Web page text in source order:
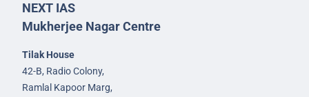
NEXT IAS
Mukherjee Nagar Centre
Tilak House
42-B, Radio Colony,
Ramlal Kapoor Marg,